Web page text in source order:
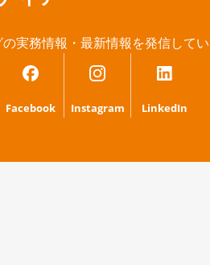
実務情報・最新情報を発信して
Facebook Instagram LinkedIn